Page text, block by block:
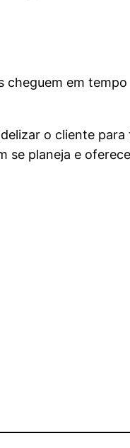
em tempo
o cliente
se planeja e